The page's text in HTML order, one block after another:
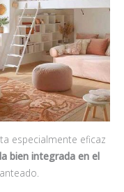
especialmente eficaz
bien integrada en el